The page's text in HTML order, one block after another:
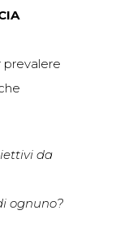
prevalere
da
ognuno?